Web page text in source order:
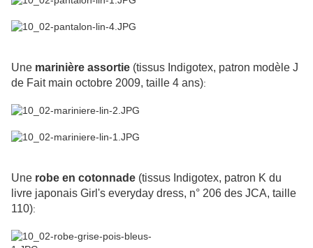
Une marinière assortie (tissus Indigotex, patron modèle J
de Fait main octobre 2009, taille 4 ans):
Une robe en cotonnade (tissus Indigotex, patron K du
livre japonais Girl's everyday dress, n° 206 des JCA, taille
110):